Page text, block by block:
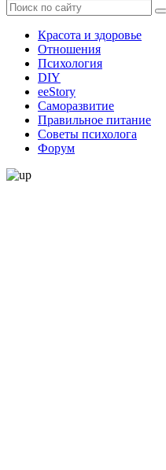
Красота и здоровье
Отношения
Психология
DIY
ееStory
Саморазвитие
Правильное питание
Советы психолога
Форум